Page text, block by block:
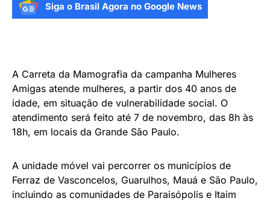
Siga o Brasil Agora no Google News
A Carreta da Mamografia da campanha Mulheres
Amigas atende mulheres, a partir dos 40 anos de
idade, em situação de vulnerabilidade social. O
atendimento será feito até 7 de novembro, das 8h às
18h, em locais da Grande São Paulo.
A unidade móvel vai percorrer os municípios de
Ferraz de Vasconcelos, Guarulhos, Mauá e São Paulo,
incluindo as comunidades de Paraisópolis e Itaim